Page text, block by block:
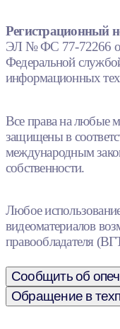
Регистрационный
ЭЛ № ФС 77-72266 от
Федеральной
информационных
Все права на любые
защищены в
международным
собственности.
Любое
видеоматериалов
правообладателя
Сообщить об
Обращение в